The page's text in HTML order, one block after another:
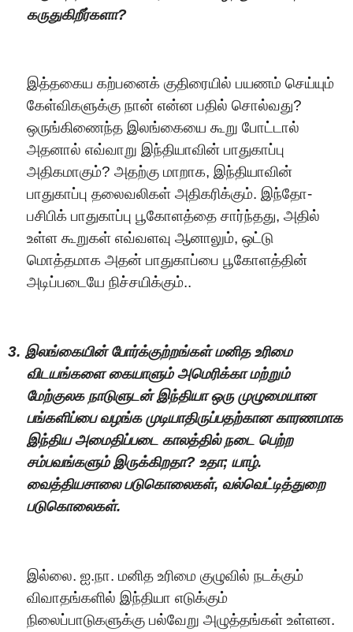
கருதுகிறீர்களா?
இத்தகைய கற்பனைக் குதிரையில் பயணம் செய்யும்
கேள்விகளுக்கு நான் என்ன பதில் சொல்வது?
ஒருங்கிணைந்த இலங்கையை கூறு போட்டால்
அதனால் எவ்வாறு இந்தியாவின் பாதுகாப்பு
அதிகமாகும்? அதற்கு மாறாக, இந்தியாவின்
பாதுகாப்பு தலைவலிகள் அதிகரிக்கும். இந்தோ-
பசிபிக் பாதுகாப்பு பூகோளத்தை சார்ந்தது, அதில்
உள்ள கூறுகள் எவ்வளவு ஆனாலும், ஒட்டு
மொத்தமாக அதன் பாதுகாப்பை பூகோளத்தின்
அடிப்படையே நிச்சயிக்கும்..
3. இலங்கையின்போர்க்குற்றங்கள் மனித உரிமை
விடயங்களைகையாளும் அமெரிக்காமற்றும்
மேற்குலக நாடுளுடன் இந்தியாஒரு முழுமையான
பங்களிப்பை வழங்கமுடியாதிருப்பதற்கானகாரணமாக
இந்திய அமைதிப்படை காலத்தில் நடை பெற்ற
சம்பவங்களும் இருக்கிறதா? உதா; யாழ்.
வைத்தியசாலைபடுகொலைகள், வல்வெட்டித்துறை
படுகொலைகள்.
இல்லை. ஐ.நா. மனித உரிமை குழுவில் நடக்கும்
விவாதங்களில் இந்தியா எடுக்கும்
நிலைப்பாடுகளுக்கு பல்வேறு அழுத்தங்கள் உள்ளன.